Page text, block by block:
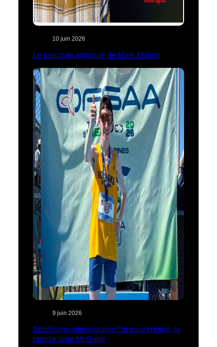
10 juin 2026
Le parcours atypique de Mark Mahon
9 juin 2026
Athlétisme interscolaire: l’or pour Henrie, le
bronze pour McGuire